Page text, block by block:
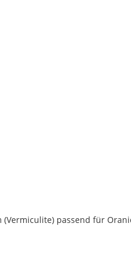
(Vermiculite) passend für